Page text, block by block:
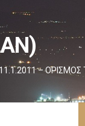
– ΟΡΙΣΜΟΣ